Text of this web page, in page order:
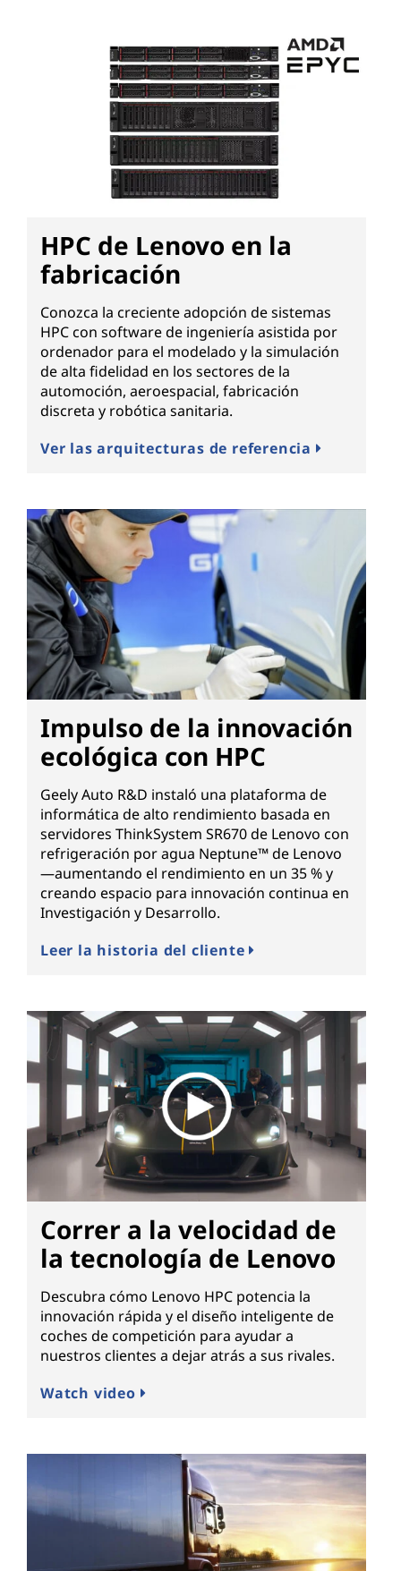
HPC de Lenovo en la
fabricación
Conozca la creciente adopción de sistemas
HPC con software de ingeniería asistida por
ordenador para el modelado y la simulación
de alta fidelidad en los sectores de la
automoción, aeroespacial, fabricación
discreta y robótica sanitaria.
Ver las arquitecturas de referencia
Impulso de la innovación
ecológica con HPC
Geely Auto R&D instaló una plataforma de
informática de alto rendimiento basada en
servidores ThinkSystem SR670 de Lenovo con
refrigeración por agua Neptune™ de Lenovo
—aumentando el rendimiento en un 35 % y
creando espacio para innovación continua en
Investigación y Desarrollo.
Leer la historia del cliente
Correr a la velocidad de
la tecnología de Lenovo
Descubra cómo Lenovo HPC potencia la
innovación rápida y el diseño inteligente de
coches de competición para ayudar a
nuestros clientes a dejar atrás a sus rivales.
Watch video